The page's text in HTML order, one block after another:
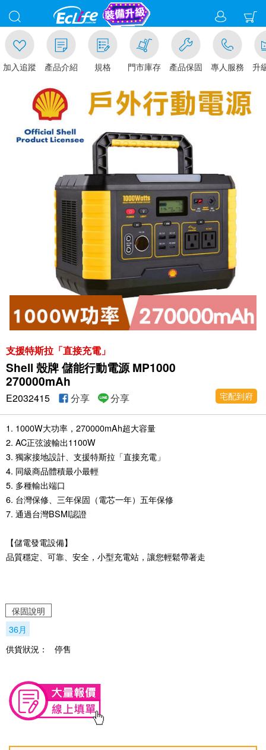
加入追蹤 產品介紹 規格 門市庫存 產品保固 專人服務 升
支援特斯拉「直接充電」
Shell 殼牌 儲能行動電源 MP1000
270000mAh
宅配到府
E2032415 分享 分享
1. 1000W大功率，270000mAh超大容量
2. AC正弦波輸出1100W
3. 獨家接地設計、支援特斯拉「直接充電」
4. 同級商品體積最小最輕
5. 多種輸出端口
6. 台灣保修、三年保固（電芯一年）五年保修
7. 通過台灣BSMI認證
【儲電發電設備】
品質穩定、可靠、安全，小型充電站，讓您輕鬆帶著走
保固說明
36月
供貨狀況：
停售